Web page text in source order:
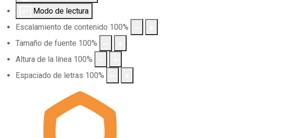
Modo de lectura
Escalamiento de contenido 100%
Tamaño de fuente 100%
Altura de la línea 100%
Espaciado de letras 100%